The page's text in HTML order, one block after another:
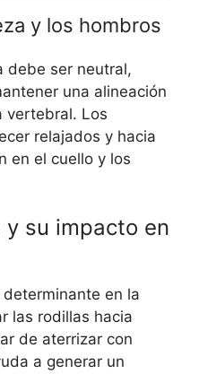
y los hombros
debe ser neutral,
una alineación
vertebral. Los
relajados y hacia
en el cuello y los
su impacto en
en la
las rodillas hacia
de aterrizar con
a generar un